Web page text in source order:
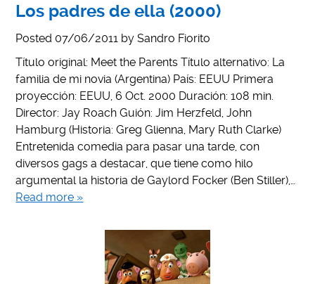
Los padres de ella (2000)
Posted 07/06/2011 bySandro Fiorito
Título original: Meet the Parents Título alternativo: La
familia de mi novia (Argentina) País: EEUU Primera
proyección: EEUU, 6 Oct. 2000 Duración: 108 min.
Director: Jay Roach Guión: Jim Herzfeld, John
Hamburg (Historia: Greg Glienna, Mary Ruth Clarke)
Entretenida comedia para pasar una tarde, con
diversos gags a destacar, que tiene como hilo
argumental la historia de Gaylord Focker (Ben Stiller),…
Read more »